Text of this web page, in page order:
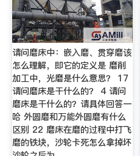
请问磨床中：嵌入磨、贯穿磨该
怎么理解，即它的定义是 磨削
加工中，光磨是什么意思？ 17
请问磨床是干什么的？ 4 请问
磨床是干什么的？请具体回答一
哈 外圆磨和万能外圆磨有什么
区别 22 磨床在磨的过程中打飞
磨的铁块，沙轮卡死怎么拿掉坏